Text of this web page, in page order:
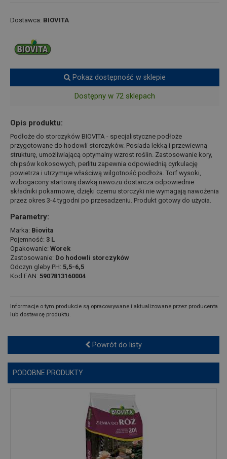
Dostawca: BIOVITA
Pokaż dostępność w sklepie
Dostępny w 72 sklepach
Opis produktu:
Podłoże do storczyków BIOVITA - specjalistyczne podłoże
przygotowane do hodowli storczyków. Posiada lekką i przewiewną
strukturę, umożliwiającą optymalny wzrost roślin. Zastosowanie kory,
chipsów kokosowych, perlitu zapewnia odpowiednią cyrkulację
powietrza i utrzymuje właściwą wilgotność podłoża. Torf wysoki,
wzbogacony startową dawką nawozu dostarcza odpowiednie
składniki pokarmowe, dzięki czemu storczyki nie wymagają nawożenia
przez okres 3-4 tygodni po przesadzeniu. Produkt gotowy do użycia.
Parametry:
Marka: Biovita
Pojemność: 3 L
Opakowanie: Worek
Zastosowanie: Do hodowli storczyków
Odczyn gleby PH: 5,5-6,5
Kod EAN: 5907813160004
Informacje o tym produkcie są opracowywane i aktualizowane przez producenta
lub dostawcę produktu.
Powrót do listy
PODOBNE PRODUKTY